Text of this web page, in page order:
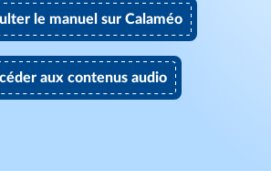
le manuel sur Calaméo
aux contenus audio